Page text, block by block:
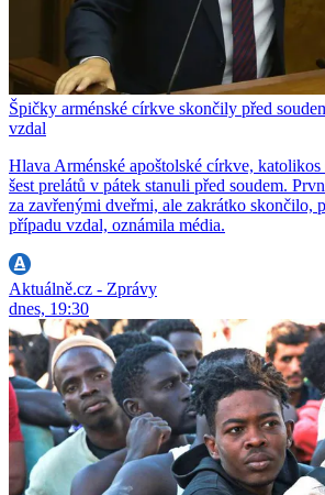
Špičky arménské církve skončily před
vzdal
Hlava Arménské apoštolské církve,
šest prelátů v pátek stanuli před soudem.
za zavřenými dveřmi, ale zakrátko skončilo,
případu vzdal, oznámila média.
Aktuálně.cz - Zprávy
dnes, 19:30